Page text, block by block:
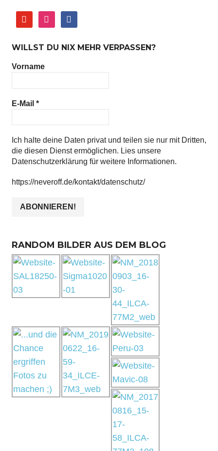
youtube instagramfacebook
WILLST DU NIX MEHR VERPASSEN?
Vorname
E-Mail *
Ich halte deine Daten privat und teilen sie nur mit Dritten,
die diesen Dienst ermöglichen. Lies unsere
Datenschutzerklärung für weitere Informationen.
https://neveroff.de/kontakt/datenschutz/
RANDOM BILDER AUS DEM BLOG